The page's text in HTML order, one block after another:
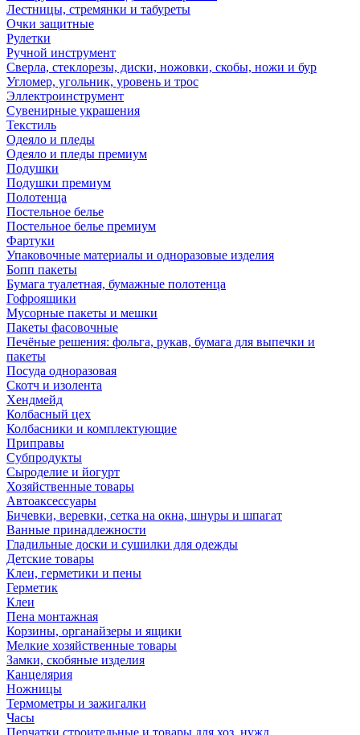
Лестницы, стремянки и табуреты
Очки защитные
Рулетки
Ручной инструмент
Сверла, стеклорезы, диски, ножовки, скобы, ножи и бур
Угломер, угольник, уровень и трос
Эллектроинструмент
Сувенирные украшения
Текстиль
Одеяло и пледы
Одеяло и пледы премиум
Подушки
Подушки премиум
Полотенца
Постельное белье
Постельное белье премиум
Фартуки
Упаковочные материалы и одноразовые изделия
Бопп пакеты
Бумага туалетная, бумажные полотенца
Гофроящики
Мусорные пакеты и мешки
Пакеты фасовочные
Печёные решения: фольга, рукав, бумага для выпечки и
пакеты
Посуда одноразовая
Скотч и изолента
Хендмейд
Колбасный цех
Колбасники и комплектующие
Приправы
Субпродукты
Сыроделие и йогурт
Хозяйственные товары
Автоаксессуары
Бичевки, веревки, сетка на окна, шнуры и шпагат
Ванные принадлежности
Гладильные доски и сушилки для одежды
Детские товары
Клеи, герметики и пены
Герметик
Клеи
Пена монтажная
Корзины, органайзеры и ящики
Мелкие хозяйственные товары
Замки, скобяные изделия
Канцелярия
Ножницы
Термометры и зажигалки
Часы
Перчатки строительные и товары для хоз. нужд